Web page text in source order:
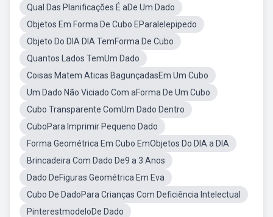
Qual Das Planificações É aDe Um Dado
Objetos Em Forma De Cubo EParalelepipedo
Objeto Do DIA DIA TemForma De Cubo
Quantos Lados TemUm Dado
Coisas Matem Aticas BagunçadasEm Um Cubo
Um Dado Não Viciado Com aForma De Um Cubo
Cubo Transparente ComUm Dado Dentro
CuboPara Imprimir Pequeno Dado
Forma Geométrica Em Cubo EmObjetos Do DIA a DIA
Brincadeira Com Dado De9 a 3 Anos
Dado DeFiguras Geométrica Em Eva
Cubo De DadoPara Crianças Com Deficiência Intelectual
PinterestmodeloDe Dado